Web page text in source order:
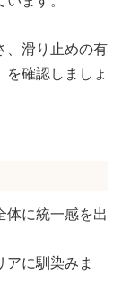
、滑り止めの有
確認しましょ
体に統一感を出
に馴染みま